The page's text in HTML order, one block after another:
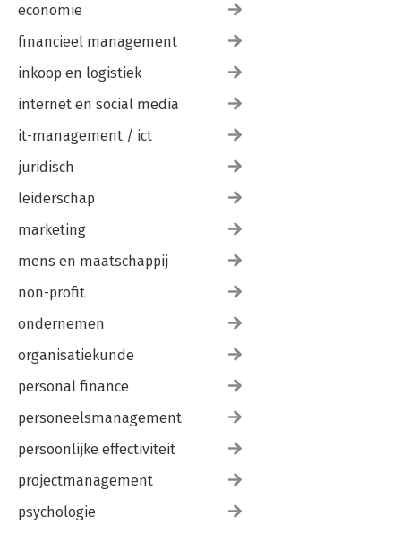
economie
financieel management
inkoop en logistiek
internet en social media
it-management / ict
juridisch
leiderschap
marketing
mens en maatschappij
non-profit
ondernemen
organisatiekunde
personal finance
personeelsmanagement
persoonlijke effectiviteit
projectmanagement
psychologie